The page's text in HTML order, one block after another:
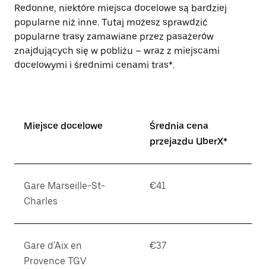
Redonne, niektóre miejsca docelowe są bardziej
popularne niż inne. Tutaj możesz sprawdzić
popularne trasy zamawiane przez pasażerów
znajdujących się w pobliżu – wraz z miejscami
docelowymi i średnimi cenami tras*.
Miejsce docelowe
Średnia cena
przejazdu UberX*
Gare Marseille-St-
Charles
€41
Gare d'Aix en
Provence TGV
€37